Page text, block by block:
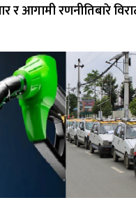
र आगामी रणनीतिबारे